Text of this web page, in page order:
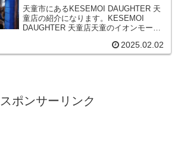
天童市にあるKESEMOI DAUGHTER 天
童店の紹介になります。KESEMOI
DAUGHTER 天童店天童のイオンモール
が人気のお店となります。
2025.02.02
スポンサーリンク